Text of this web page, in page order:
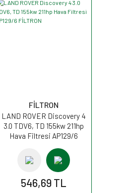
FİLTRON
LAND ROVER Discovery 4
3.0 TDV6, TD 155kw 211hp
Hava Filtresi AP129/6
546,69 TL